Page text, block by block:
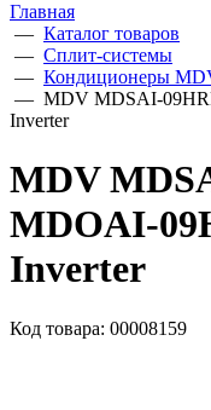
Главная
— Каталог товаров
— Сплит-системы
— Кондиционеры
— MDV MDSAI-
Inverter
MDV
MDOAI-
Inverter
Код товара: 00008159